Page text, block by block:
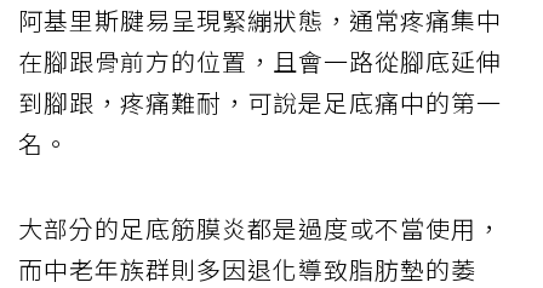
阿基里斯腱易呈現緊繃狀態，通常疼痛集中
在腳跟骨前方的位置，且會一路從腳底延伸
到腳跟，疼痛難耐，可說是足底痛中的第一
名。
大部分的足底筋膜炎都是過度或不當使用，
而中老年族群則多因退化導致脂肪墊的萎